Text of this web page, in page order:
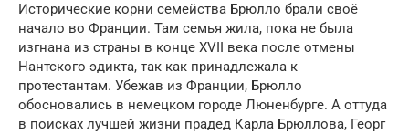
Исторические корни семейства Брюлло брали своё
начало во Франции. Там семья жила, пока не была
изгнана из страны в конце ХVII века после отмены
Нантского эдикта, так как принадлежала к
протестантам. Убежав из Франции, Брюлло
обосновались в немецком городе Люненбурге. А оттуда
в поисках лучшей жизни прадед Карла Брюллова, Георг